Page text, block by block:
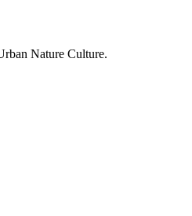
Nature Culture.